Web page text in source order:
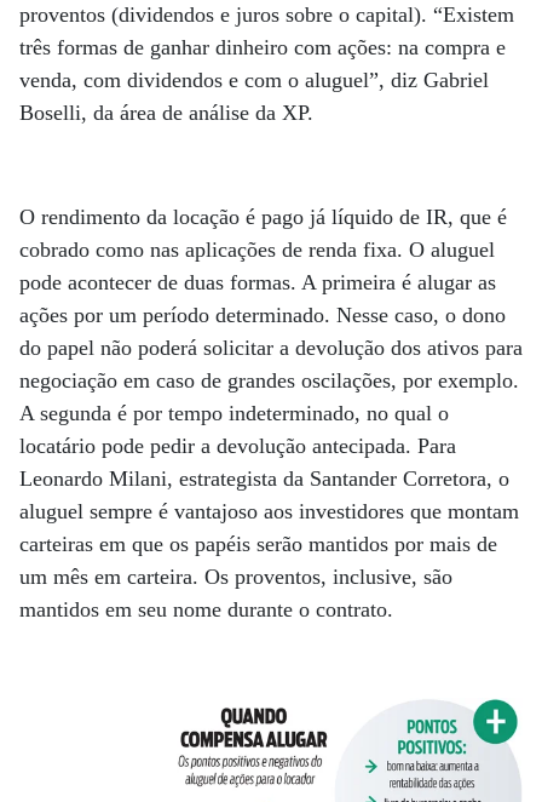
proventos (dividendos e juros sobre o capital). “Existem
três formas de ganhar dinheiro com ações: na compra e
venda, com dividendos e com o aluguel”, diz Gabriel
Boselli, da área de análise da XP.
O rendimento da locação é pago já líquido de IR, que é
cobrado como nas aplicações de renda fixa. O aluguel
pode acontecer de duas formas. A primeira é alugar as
ações por um período determinado. Nesse caso, o dono
do papel não poderá solicitar a devolução dos ativos para
negociação em caso de grandes oscilações, por exemplo.
A segunda é por tempo indeterminado, no qual o
locatário pode pedir a devolução antecipada. Para
Leonardo Milani, estrategista da Santander Corretora, o
aluguel sempre é vantajoso aos investidores que montam
carteiras em que os papéis serão mantidos por mais de
um mês em carteira. Os proventos, inclusive, são
mantidos em seu nome durante o contrato.